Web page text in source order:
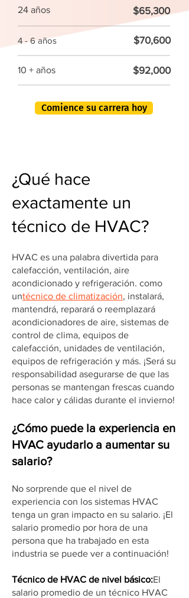
24 años $65,300
4 - 6 años $70,600
10 + años $92,000
Comience su carrera hoy
¿Qué hace
exactamente un
técnico de HVAC?
HVAC es una palabra divertida para
calefacción, ventilación, aire
acondicionado y refrigeración. como
untécnico de climatización, instalará,
mantendrá, reparará o reemplazará
acondicionadores de aire, sistemas de
control de clima, equipos de
calefacción, unidades de ventilación,
equipos de refrigeración y más. ¡Será su
responsabilidad asegurarse de que las
personas se mantengan frescas cuando
hace calor y cálidas durante el invierno!
¿Cómo puede la experiencia en
HVAC ayudarlo a aumentar su
salario?
No sorprende que el nivel de
experiencia con los sistemas HVAC
tenga un gran impacto en su salario. ¡El
salario promedio por hora de una
persona que ha trabajado en esta
industria se puede ver a continuación!
Técnico de HVAC de nivel básico:El
salario promedio de un técnico HVAC